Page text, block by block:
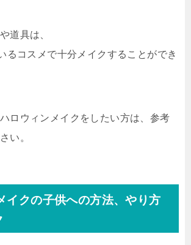
道具は、
るコスメで十分メイクすることができ
ロウィンメイクをしたい方は、参考
い。
イクの子供への方法、やり方